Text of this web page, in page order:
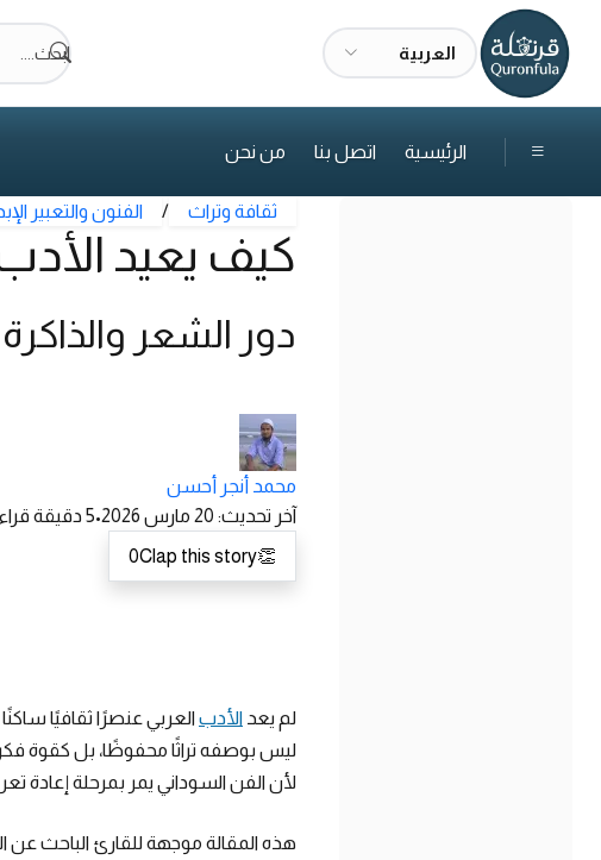
العربية ابحث....
الرئيسية اتصل بنا من نحن
ثقافة وتراث / الفنون والتعبير
كيف يعيد
دور الشعر
محمد أنجر أحسن
آخر تحديث: 20 مارس 2026 •
5 دقيقة
👏
0Clap this story
لم يعد الأدب العربي عنصرًا ثقافيًا
ليس بوصفه تراثًا محفوظًا، بل كقوة
لأن الفن السوداني يمر بمرحلة إعادة
هذه المقالة موجهة للقارئ الباحث